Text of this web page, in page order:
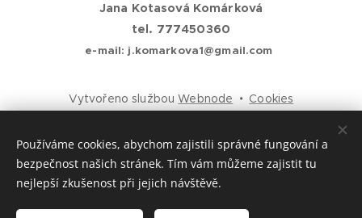
Jana Kotasová Komárková
tel. 777450360
e-mail: j.komarkova1@gmail.com
Vytvořeno službouWebnode Cookies
Čeština
English
Používáme cookies, abychom zajistili správné fungování a
bezpečnost našich stránek. Tím vám můžeme zajistit tu
nejlepší zkušenost při jejich návštěvě.